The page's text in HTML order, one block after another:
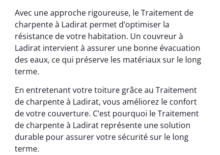
Avec une approche rigoureuse, le Traitement de
charpente à Ladirat permet d’optimiser la
résistance de votre habitation. Un couvreur à
Ladirat intervient à assurer une bonne évacuation
des eaux, ce qui préserve les matériaux sur le long
terme.
En entretenant votre toiture grâce au Traitement
de charpente à Ladirat, vous améliorez le confort
de votre couverture. C’est pourquoi le Traitement
de charpente à Ladirat représente une solution
durable pour assurer votre sécurité sur le long
terme.